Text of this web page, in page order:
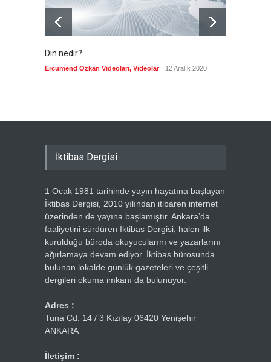
Din nedir?
Ercümend Özkan Videoları, Videolar 12 Aralık 2020
İktibas Dergisi
1 Ocak 1981 tarihinde yayın hayatına başlayan
İktibas Dergisi, 2010 yılından itibaren internet
üzerinden de yayına başlamıştır. Ankara’da
faaliyetini sürdüren İktibas Dergisi, halen ilk
kurulduğu büroda okuyucularını ve yazarlarını
ağırlamaya devam ediyor. İktibas bürosunda
bulunan lokalde günlük gazeteleri ve çeşitli
dergileri okuma imkanı da bulunuyor.
Adres :
Tuna Cd. 14 / 3 Kızılay 06420 Yenişehir
ANKARA
İletişim :